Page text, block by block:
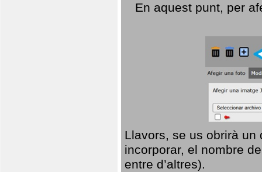
En aquest punt, per
Llavors, se us obrirà
incorporar, el nombre
entre d’altres).